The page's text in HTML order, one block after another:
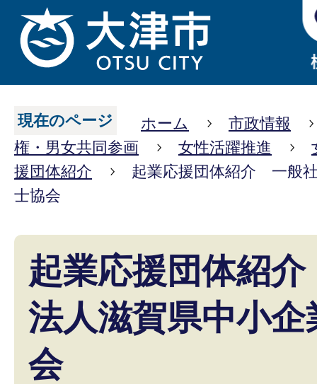
現在のページ ホーム
市政情報
権・男女共同参画
女性活躍推進
援団体紹介
起業応援団体紹介 一般
士協会
起業応援団体紹
法人滋賀県中小企
会